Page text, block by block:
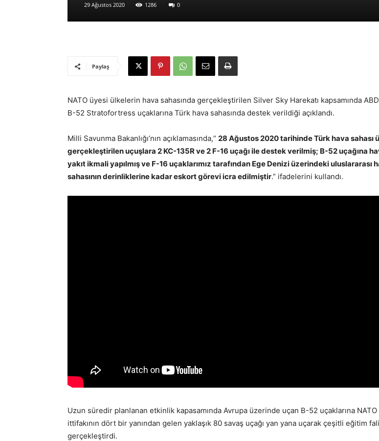
29 Ağustos 2020 1286 0
Paylaş
NATO üyesi ülkelerin hava sahasında gerçekleştirilen Silver Sky Harekatı kapsamında
B-52 Stratofortress uçaklarına Türk hava sahasında destek verildiği açıklandı.
Milli Savunma Bakanlığı’nın açıklamasında,“ 28 Ağustos 2020 tarihinde Türk hava sahası
gerçekleştirilen uçuşlara 2 KC-135R ve 2 F-16 uçağı ile destek verilmiş; B-52 uçağına
yakıt ikmali yapılmış ve F-16 uçaklarımız tarafından Ege Denizi üzerindeki uluslararası
sahasının derinliklerine kadar eskort görevi icra edilmiştir.” ifadelerini kullandı.
Uzun süredir planlanan etkinlik kapasamında Avrupa üzerinde uçan B-52 uçaklarına NATO
ittifakının dört bir yanından gelen yaklaşık 80 savaş uçağı yan yana uçarak çeşitli eğitim
gerçekleştirdi.